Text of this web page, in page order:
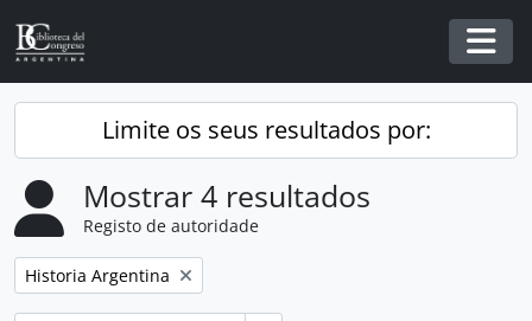
Skip to main content
Limite os seus resultados por:
Mostrar 4 resultados
Registo de autoridade
Remover filtro:
Historia Argentina